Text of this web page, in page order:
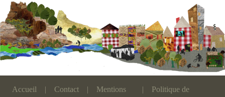
Accueil | Contact |
Mentions
|
Politique de